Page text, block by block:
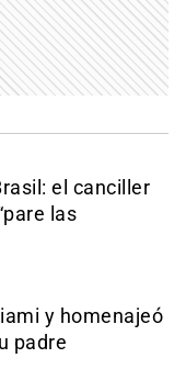
el canciller
las
y homenajeó
padre